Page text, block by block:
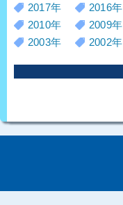
2017年
2016年
2010年
2009年
2003年
2002年